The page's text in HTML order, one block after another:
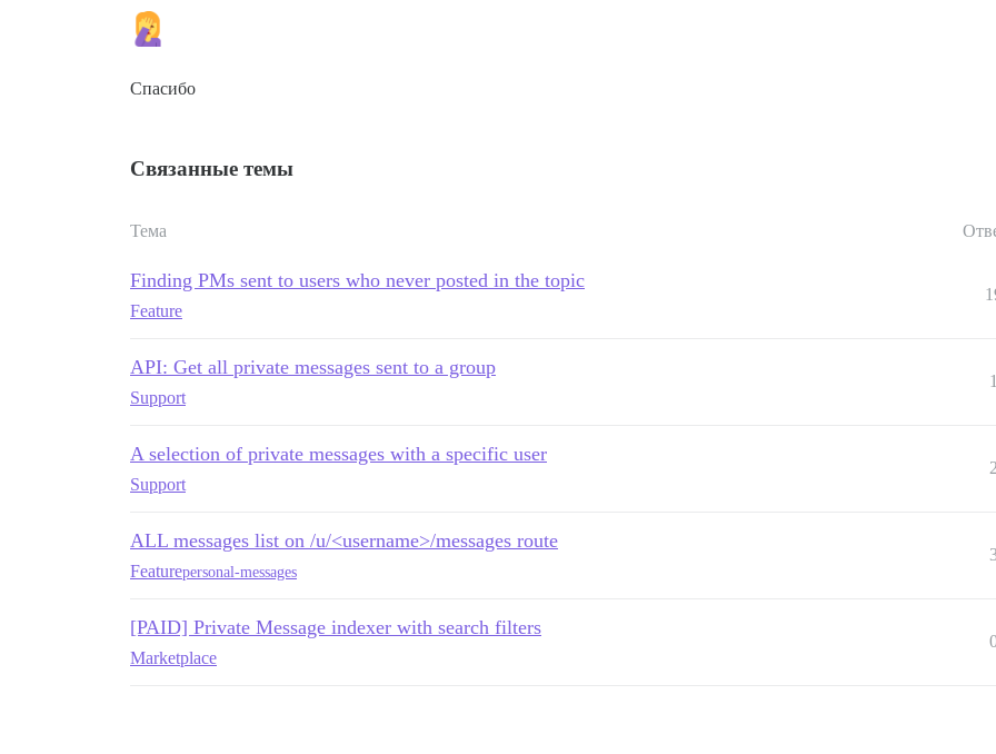
Спасибо
Связанные темы
Тема
Finding PMs sent to users who never posted in the topic
Feature
API: Get all private messages sent to a group
Support
A selection of private messages with a specific user
Support
ALL messages list on /u/<username>/messages route
Featurepersonal-messages
[PAID] Private Message indexer with search filters
Marketplace